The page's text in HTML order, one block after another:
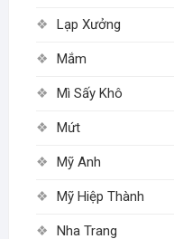
Lạp Xưởng
Mắm
Mì Sấy Khô
Mứt
Mỹ Anh
Mỹ Hiệp Thành
Nha Trang